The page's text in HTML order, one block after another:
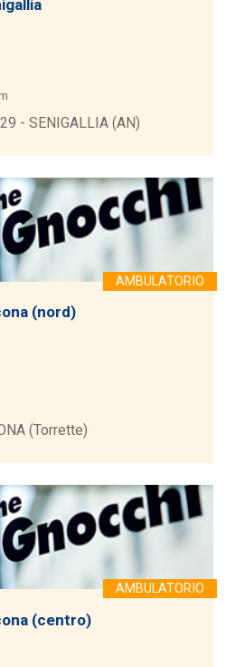
- SENIGALLIA (AN)
(nord)
(Torrette)
(centro)